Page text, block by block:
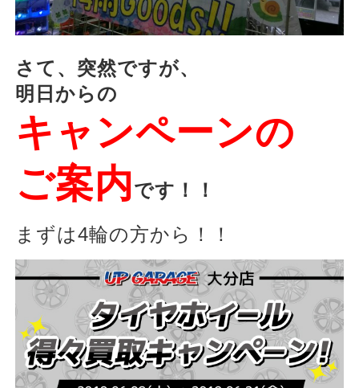
さて、突然ですが、
明日からの
キャンペーンの
ご案内です！！
まずは4輪の方から！！